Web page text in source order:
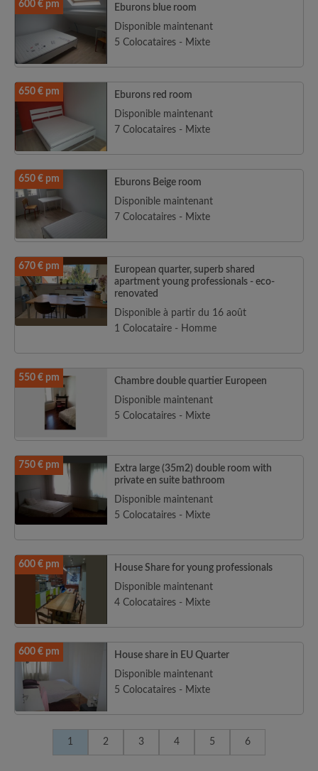
600 € pm
Eburons blue room
Disponible maintenant
5 Colocataires - Mixte
650 € pm
Eburons red room
Disponible maintenant
7 Colocataires - Mixte
650 € pm
Eburons Beige room
Disponible maintenant
7 Colocataires - Mixte
670 € pm
European quarter, superb shared
apartment young professionals - eco-
renovated
Disponible à partir du 16 août
1 Colocataire - Homme
550 € pm
Chambre double quartier Europeen
Disponible maintenant
5 Colocataires - Mixte
750 € pm
Extra large (35m2) double room with
private en suite bathroom
Disponible maintenant
5 Colocataires - Mixte
600 € pm
House Share for young professionals
Disponible maintenant
4 Colocataires - Mixte
600 € pm
House share in EU Quarter
Disponible maintenant
5 Colocataires - Mixte
1 2 3 4 5 6